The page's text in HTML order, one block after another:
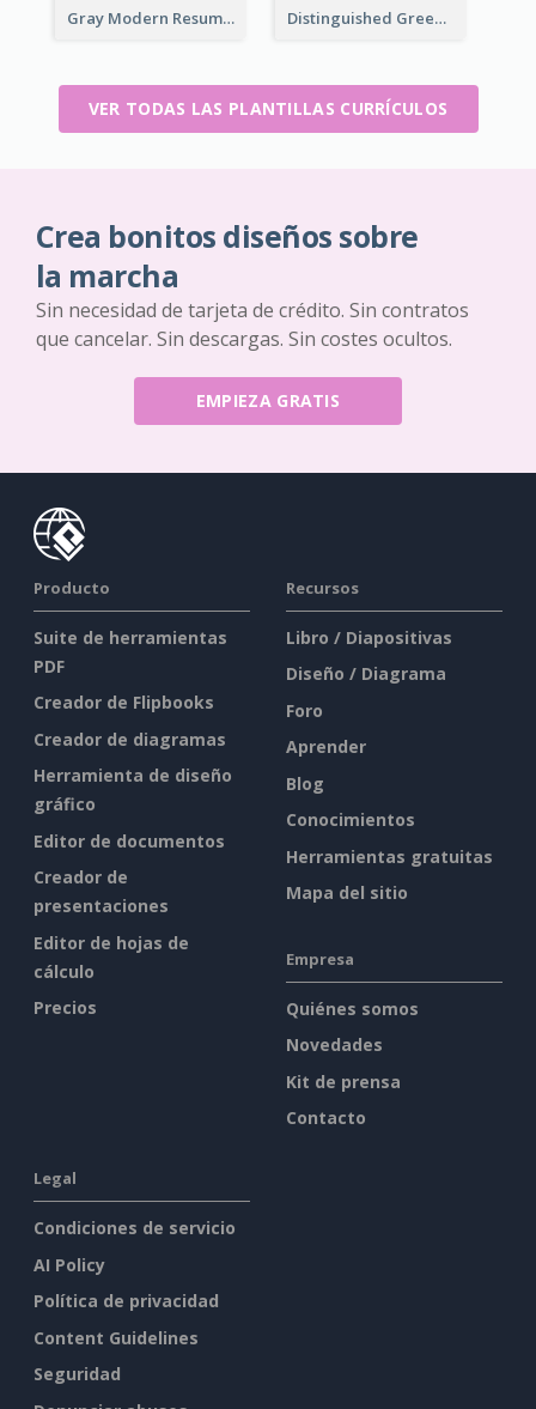
Gray Modern Resume Distinguished Green Vintage Resume
VER TODAS LAS PLANTILLAS CURRÍCULOS
Crea bonitos diseños sobre
la marcha
Sin necesidad de tarjeta de crédito. Sin contratos
que cancelar. Sin descargas. Sin costes ocultos.
EMPIEZA GRATIS
Producto
Suite de herramientas
PDF
Creador de Flipbooks
Creador de diagramas
Herramienta de diseño
gráfico
Editor de documentos
Creador de
presentaciones
Editor de hojas de
cálculo
Precios
Recursos
Libro / Diapositivas
Diseño / Diagrama
Foro
Aprender
Blog
Conocimientos
Herramientas gratuitas
Mapa del sitio
Empresa
Quiénes somos
Novedades
Kit de prensa
Contacto
Legal
Condiciones de servicio
AI Policy
Política de privacidad
Content Guidelines
Seguridad